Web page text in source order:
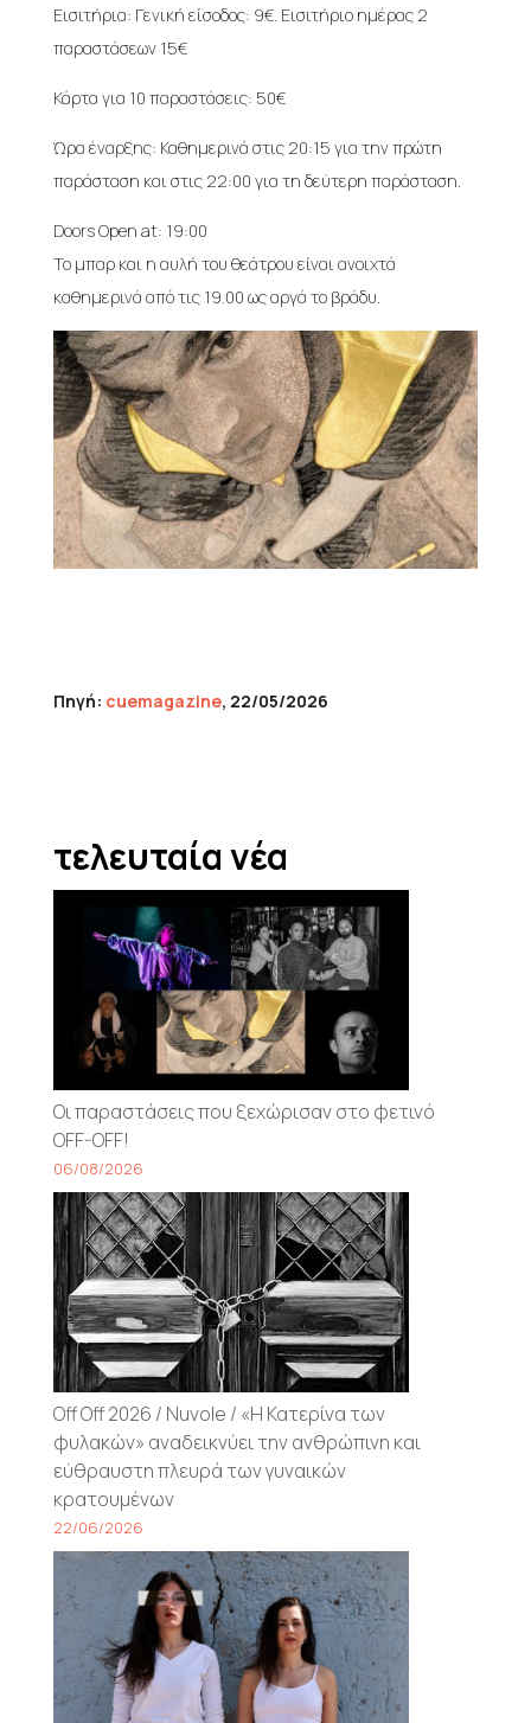
Εισιτήρια: Γενική είσοδος: 9€. Eισιτήριo ημέρας 2
παραστάσεων 15€
Κάρτα για 10 παραστάσεις: 50€
Ώρα έναρξης: Καθημερινά στις 20:15 για την πρώτη
παράσταση και στις 22:00 για τη δεύτερη παράσταση.
Doors Open at: 19:00
Το μπαρ και η αυλή του θεάτρου είναι ανοιχτά
καθημερινά από τις 19.00 ως αργά το βράδυ.
Πηγή: cuemagazine, 22/05/2026
τελευταία νέα
Οι παραστάσεις που ξεχώρισαν στο φετινό
OFF-OFF!
06/08/2026
Off Off 2026 / Nuvole / «Η Κατερίνα των
φυλακών» αναδεικνύει την ανθρώπινη και
εύθραυστη πλευρά των γυναικών
κρατουμένων
22/06/2026